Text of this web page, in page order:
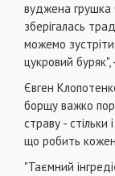
вуджена грушка
зберігалась
можемо зустріти
цукровий
Євген
борщу важко
страву - стільки
що робить
"Таємний